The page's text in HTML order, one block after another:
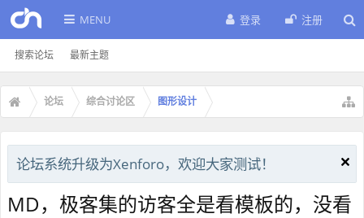
MENU
搜索论坛 最新主题
登录 注册
论坛 综合讨论区 图形设计
论坛系统升级为Xenforo，欢迎大家测试！
MD，极客集的访客全是看模板的，没看